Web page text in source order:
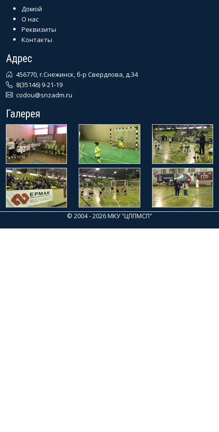
Домой
О нас
Реквизиты
Контакты
Адрес
456770, г.Снежинск, б-р Свердлова, д.34
8(35146) 9-21-19
codou@snzadm.ru
Галерея
© 2004 - 2026 МКУ "ЦППМСП"